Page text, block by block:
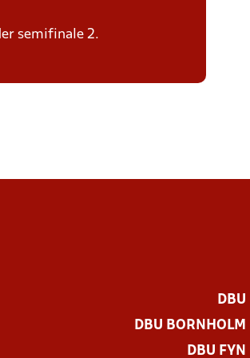
semifinale 2.
DBU
DBU BORNHOLM
DBU FYN